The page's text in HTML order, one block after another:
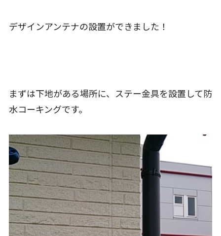
デザインアンテナの設置ができました！
まずは下地がある場所に、ステー金具を設置して防
水コーキングです。